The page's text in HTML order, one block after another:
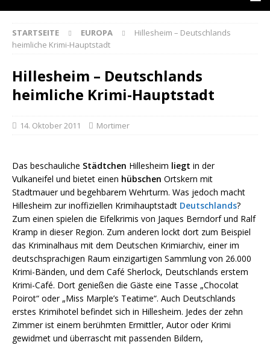
STARTSEITE EUROPA
Hillesheim – Deutschlands
heimliche Krimi-Hauptstadt
Hillesheim – Deutschlands
heimliche Krimi-Hauptstadt
14. Oktober 2011 Mortimer
Das beschauliche Städtchen Hillesheim liegt in der
Vulkaneifel und bietet einen hübschen Ortskern mit
Stadtmauer und begehbarem Wehrturm. Was jedoch macht
Hillesheim zur inoffiziellen Krimihauptstadt Deutschlands?
Zum einen spielen die Eifelkrimis von Jaques Berndorf und Ralf
Kramp in dieser Region. Zum anderen lockt dort zum Beispiel
das Kriminalhaus mit dem Deutschen Krimiarchiv, einer im
deutschsprachigen Raum einzigartigen Sammlung von 26.000
Krimi-Bänden, und dem Café Sherlock, Deutschlands erstem
Krimi-Café. Dort genießen die Gäste eine Tasse „Chocolat
Poirot“ oder „Miss Marple’s Teatime“. Auch Deutschlands
erstes Krimihotel befindet sich in Hillesheim. Jedes der zehn
Zimmer ist einem berühmten Ermittler, Autor oder Krimi
gewidmet und überrascht mit passenden Bildern,